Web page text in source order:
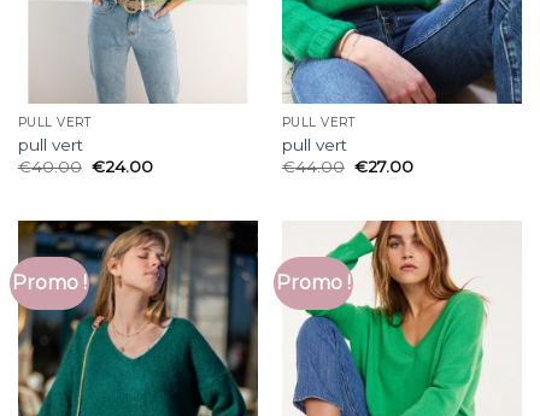
PULL VERT
pull vert
€40.00 €24.00
PULL VERT
pull vert
€44.00 €27.00
Promo ! Promo !